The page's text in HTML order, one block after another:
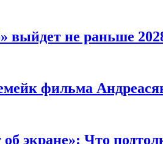
не раньше
фильма
экране»: Что